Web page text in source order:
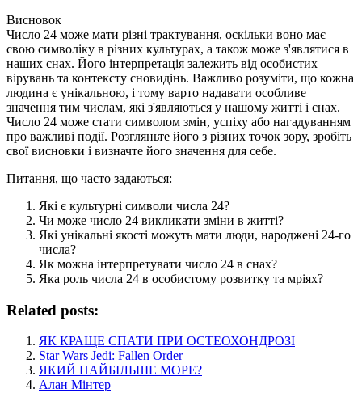
Висновок
Число 24 може мати різні трактування, оскільки воно має
свою символіку в різних культурах, а також може з'являтися в
наших снах. Його інтерпретація залежить від особистих
вірувань та контексту сновидінь. Важливо розуміти, що кожна
людина є унікальною, і тому варто надавати особливе
значення тим числам, які з'являються у нашому житті і снах.
Число 24 може стати символом змін, успіху або нагадуванням
про важливі події. Розгляньте його з різних точок зору, зробіть
свої висновки і визначте його значення для себе.
Питання, що часто задаються:
Які є культурні символи числа 24?
Чи може число 24 викликати зміни в житті?
Які унікальні якості можуть мати люди, народжені 24-го
числа?
Як можна інтерпретувати число 24 в снах?
Яка роль числа 24 в особистому розвитку та мріях?
Related posts:
ЯК КРАЩЕ СПАТИ ПРИ ОСТЕОХОНДРОЗІ
Star Wars Jedi: Fallen Order
ЯКИЙ НАЙБІЛЬШЕ МОРЕ?
Алан Мінтер